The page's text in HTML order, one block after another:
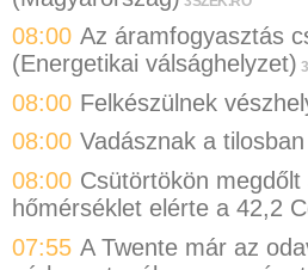
08:00 Az áramfogyasztás
(Energetikai válsághelyzet)
08:00 Felkészülnek
08:00 Vadásznak a
08:00 Csütörtökön
hőmérséklet elérte a 42,2
07:55 A Twente már az